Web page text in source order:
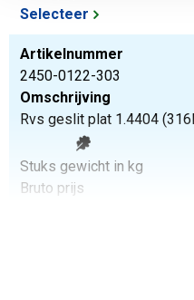
Selecteer
Artikelnummer
2450-0122-303
Omschrijving
Rvs geslit plat 1.4404
Stuks gewicht in kg
Bruto prijs